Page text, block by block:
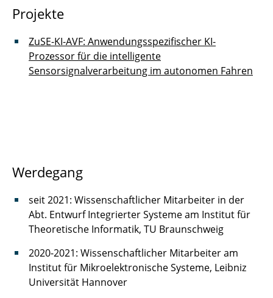
Projekte
ZuSE-KI-AVF: Anwendungsspezifischer KI-
Prozessor für die intelligente
Sensorsignalverarbeitung im autonomen Fahren
Werdegang
seit 2021: Wissenschaftlicher Mitarbeiter in der
Abt. Entwurf Integrierter Systeme am Institut für
Theoretische Informatik, TU Braunschweig
2020-2021: Wissenschaftlicher Mitarbeiter am
Institut für Mikroelektronische Systeme, Leibniz
Universität Hannover